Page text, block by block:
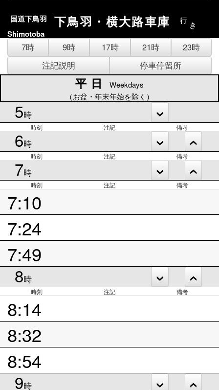
国道下鳥羽 下鳥羽・横大路車庫 行 き
Shimotoba
7時 9時 17時 21時
23時
注記説明
停車停留所
平日
Weekdays
（お盆・年末年始を除く）
5時
時刻 注記 備考
6時
時刻 注記 備考
7時
時刻 注記 備考
7:10
7:24
7:49
8時
時刻 注記 備考
8:14
8:32
8:54
9時